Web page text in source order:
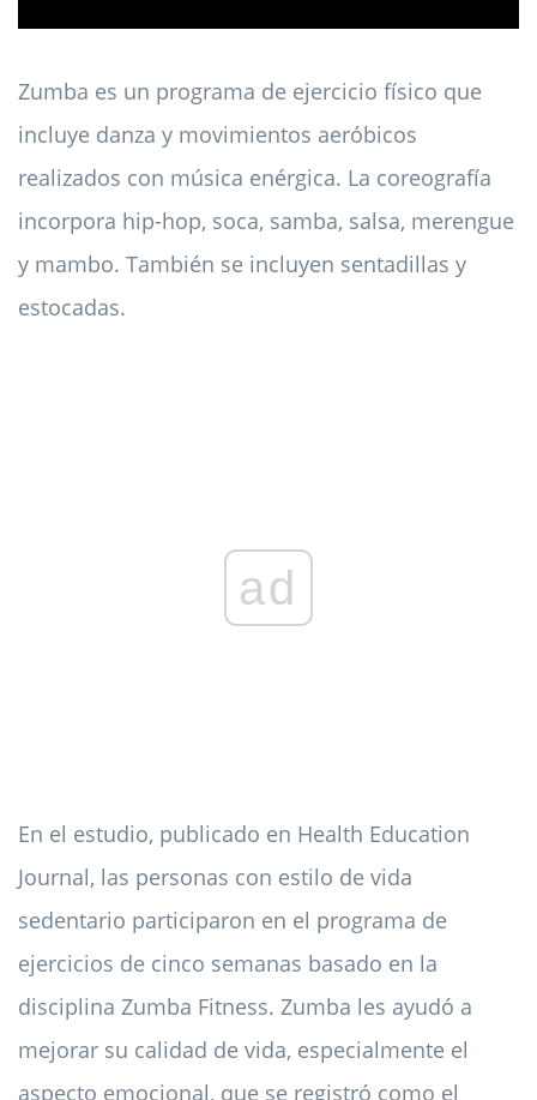
Zumba es un programa de ejercicio físico que
incluye danza y movimientos aeróbicos
realizados con música enérgica. La coreografía
incorpora hip-hop, soca, samba, salsa, merengue
y mambo. También se incluyen sentadillas y
estocadas.
ad
En el estudio, publicado en Health Education
Journal, las personas con estilo de vida
sedentario participaron en el programa de
ejercicios de cinco semanas basado en la
disciplina Zumba Fitness. Zumba les ayudó a
mejorar su calidad de vida, especialmente el
aspecto emocional, que se registró como el